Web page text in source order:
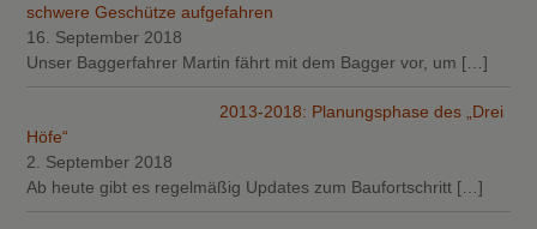
schwere Geschütze aufgefahren
16. September 2018
Unser Baggerfahrer Martin fährt mit dem Bagger vor, um […]
2013-2018: Planungsphase des „Drei
Höfe“
2. September 2018
Ab heute gibt es regelmäßig Updates zum Baufortschritt […]